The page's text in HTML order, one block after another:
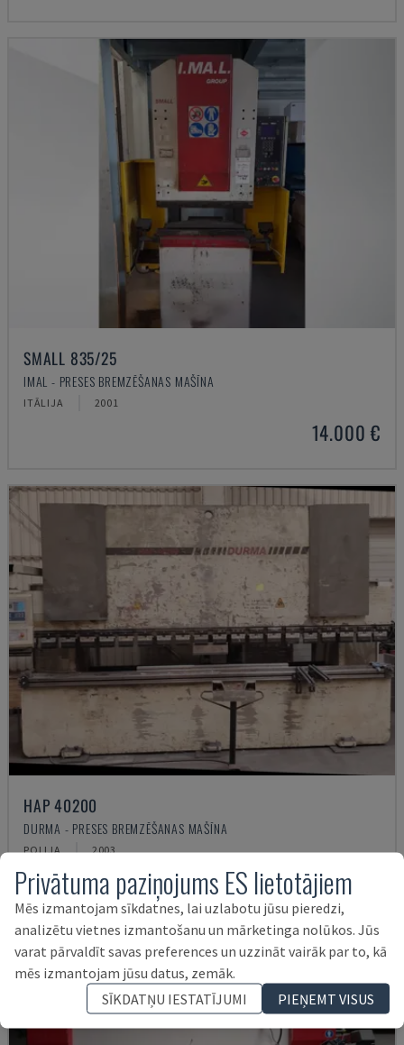
SMALL 835/25
IMAL - PRESES BREMZĒŠANAS MAŠĪNA
ITĀLIJA 2001
14.000 €
HAP 40200
DURMA - PRESES BREMZĒŠANAS MAŠĪNA
POLIJA 2003
22.000 €
Privātuma paziņojums ES lietotājiem
Mēs izmantojam sīkdatnes, lai uzlabotu jūsu pieredzi,
analizētu vietnes izmantošanu un mārketinga nolūkos. Jūs
varat pārvaldīt savas preferences un uzzināt vairāk par to, kā
mēs izmantojam jūsu datus, zemāk.
SĪKDATŅU IESTATĪJUMI
PIEŅEMT VISUS